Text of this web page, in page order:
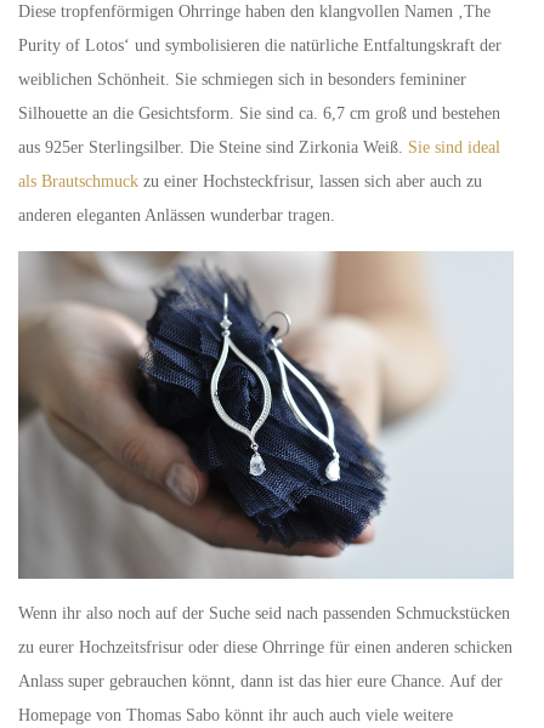
Diese tropfenförmigen Ohrringe haben den klangvollen Namen ‚The
Purity of Lotos‘ und symbolisieren die natürliche Entfaltungskraft der
weiblichen Schönheit. Sie schmiegen sich in besonders femininer
Silhouette an die Gesichtsform. Sie sind ca. 6,7 cm groß und bestehen
aus 925er Sterlingsilber. Die Steine sind Zirkonia Weiß. Sie sind ideal
als Brautschmuck zu einer Hochsteckfrisur, lassen sich aber auch zu
anderen eleganten Anlässen wunderbar tragen.
Wenn ihr also noch auf der Suche seid nach passenden Schmuckstücken
zu eurer Hochzeitsfrisur oder diese Ohrringe für einen anderen schicken
Anlass super gebrauchen könnt, dann ist das hier eure Chance. Auf der
Homepage von Thomas Sabo könnt ihr auch auch viele weitere